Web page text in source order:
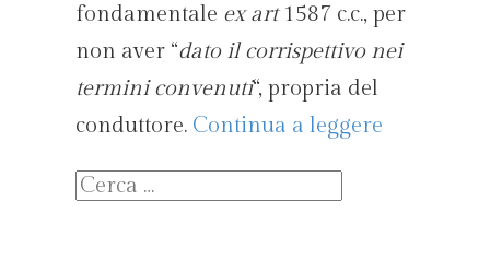
fondamentale ex art1587 c.c., per
non aver “dato il corrispettivo nei
termini convenuti“, propria del
conduttore. Continua a leggere
Ricerca
per: